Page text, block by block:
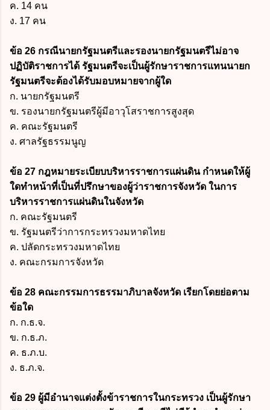
ค. 14 คน
ง. 17 คน
ข้อ 26 กรณีนายกรัฐมนตรีและรองนายกรัฐมนตรีไม่อาจ
ปฏิบัติราชการได้ รัฐมนตรีจะเป็นผู้รักษาราชการแทนนายก
รัฐมนตรีจะต้องได้รับมอบหมายจากผู้ใด
ก. นายกรัฐมนตรี
ข. รองนายกรัฐมนตรีผู้มีอาวุโสราชการสูงสุด
ค. คณะรัฐมนตรี
ง. ศาลรัฐธรรมนูญ
ข้อ 27 กฎหมายระเบียบบริหารราชการแผ่นดิน กำหนดให้ผู้
ใดทำหน้าที่เป็นที่ปรึกษาของผู้ว่าราชการจังหวัด ในการ
บริหารราชการแผ่นดินในจังหวัด
ก. คณะรัฐมนตรี
ข. รัฐมนตรีว่าการกระทรวงมหาดไทย
ค. ปลัดกระทรวงมหาดไทย
ง. คณะกรมการจังหวัด
ข้อ 28 คณะกรรมการธรรมาภิบาลจังหวัด เรียกโดยย่อตาม
ข้อใด
ก. ก.ธ.จ.
ข. ก.ธ.ภ.
ค. ธ.ภ.บ.
ง. ธ.ภ.จ.
ข้อ 29 ผู้มีอำนาจแต่งตั้งข้าราชการในกระทรวง เป็นผู้รักษา